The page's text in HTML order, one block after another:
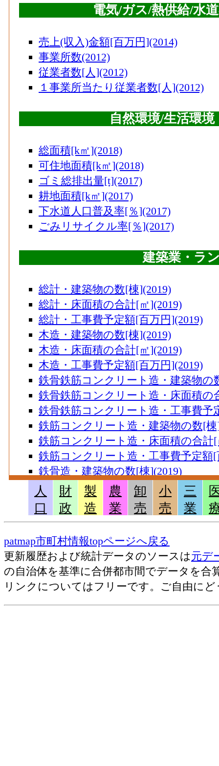
電気/ガス/熱供給/水
売上(収入)金額[百万円](2014)
事業所数(2012)
従業者数[人](2012)
１事業所当たり従業者数[人](2012)
自然環境/生活環
総面積[k㎡](2018)
可住地面積[k㎡](2018)
ゴミ総排出量[t](2017)
耕地面積[k㎡](2017)
下水道人口普及率[％](2017)
ごみリサイクル率[％](2017)
建築業・ラ
総計・建築物の数[棟](2019)
総計・床面積の合計[㎡](2019)
総計・工事費予定額[百万円](2019)
木造・建築物の数[棟](2019)
木造・床面積の合計[㎡](2019)
木造・工事費予定額[百万円](2019)
鉄骨鉄筋コンクリート造・建築物の
鉄骨鉄筋コンクリート造・床面積の
鉄骨鉄筋コンクリート造・工事費予
鉄筋コンクリート造・建築物の数[棟
鉄筋コンクリート造・床面積の合計[
鉄筋コンクリート造・工事費予定額[
鉄骨造・建築物の数[棟](2019)
鉄骨造・床面積の合計[㎡](2019)
鉄骨造・工事費予定額[百万円](2019)
コンクリートブロック造・建築物の
コンクリートブロック造・工事費予
その他構造・建築物の数[棟](2019)
その他構造・床面積の合計[㎡](2019)
その他構造・工事費予定額[百万円
居住専用住宅・建築物の数[棟](2019)
人
口
財
政
製
造
農
業
卸
売
小
売
三
業
patmap市町村情報topページへ戻る
更新履歴および統計データのソースは元デ
の自治体を基準に合併都市間でデータを合
リンクについてはフリーです。ご自由にど